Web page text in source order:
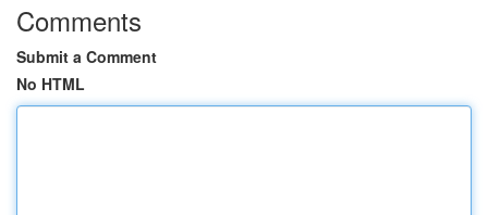
Comments
Submit a Comment
No HTML